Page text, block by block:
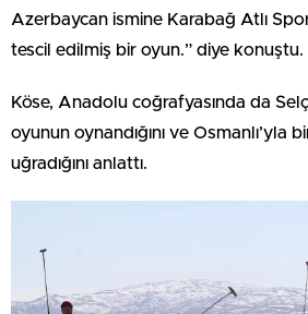
Azerbaycan ismine Karabağ Atlı
tescil edilmiş bir oyun.” diye konuştu.
Köse, Anadolu coğrafyasında da
oyunun oynandığını ve Osmanlı’yla
uğradığını anlattı.